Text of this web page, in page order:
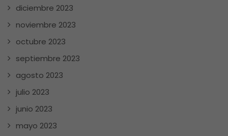
diciembre 2023
noviembre 2023
octubre 2023
septiembre 2023
agosto 2023
julio 2023
junio 2023
mayo 2023